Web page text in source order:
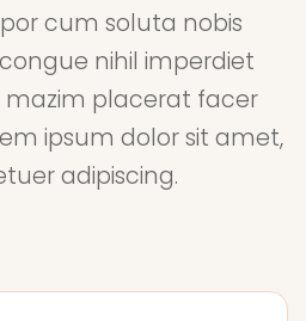
cum soluta nobis
nihil imperdiet
placerat facer
ipsum dolor sit amet,
adipiscing.